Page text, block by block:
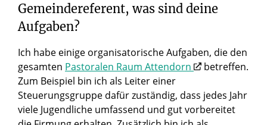
Gemeindereferent, was sind deine
Aufgaben?
Ich habe einige organisatorische Aufgaben, die den
gesamten Pastoralen Raum Attendorn
betreffen.
Zum Beispiel bin ich als Leiter einer
Steuerungsgruppe dafür zuständig, dass jedes Jahr
viele Jugendliche umfassend und gut vorbereitet